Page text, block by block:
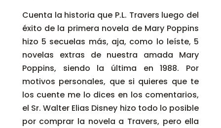
Cuenta la historia que P.L. Travers luego del
éxito de la primera novela de Mary Poppins
hizo 5 secuelas más, aja, como lo leíste, 5
novelas extras de nuestra amada Mary
Poppins, siendo la última en 1988. Por
motivos personales, que si quieres que te
los cuente me lo dices en los comentarios,
el Sr. Walter Elias Disney hizo todo lo posible
por comprar la novela a Travers, pero ella